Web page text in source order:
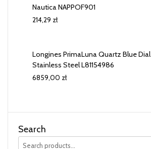
Nautica NAPPOF901
214,29 zł
Longines PrimaLuna Quartz Blue Dial
Stainless Steel L81154986
6859,00 zł
Search